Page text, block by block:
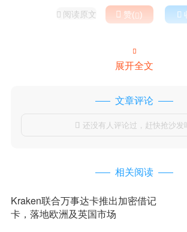
 阅读原文  赞() 

展开全文
文章评论
 还没有人评论过，赶快抢沙发
相关阅读
Kraken联合万事达卡推出加密借记
卡，落地欧洲及英国市场